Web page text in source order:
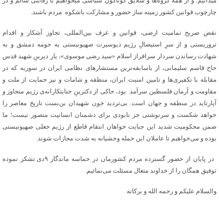
چارچوب قوانین کشور زمینه ساز حضور و مشارکت باشکوه مردم باشند.
نقض صریح تمامیت ارضی، قوانین و عرف بین‌المللی، تجاوز آشکار و اقدام
تروریستی و از سرِ استیصالِ رژیم دیوسیرت صهیونیستی به حومه دمشق و به
شهادت رساندن سردار سرافراز اسلام «سید رضی موسوی»، یار دیرینِ شهید قدس
حاج قاسم سلیمانی، از باسابقه‌ترین مستشارهای نظامی ایران در سوریه که در
مقابله با تکفیری‌ها و تامین امنیت ایران، منطقه و شامات و نیز حمایت از ملت و
مقاومت و آرمان فلسطین سرآمد بود، حاکی از دکترینِ جنایتکارانه‌ی رژیم متجاوز و
آپارتاید در منطقه و جهان است. بی‌تردید خون شهیدان بن‌بست تاریخ معاصر را
خواهد شکست و سرنوشتی جز نابودی برای دشمنان انسانیت متصور نیست؛ ما
ضمن محکومیت شدید این جنایت خواهان انتقام قاطع از رژیم جعلی صهیونیستی
بوده و می‌خواهیم تا عاملان این حمله وحشیانه به شدت مجازات شوند.
در پایان از حضور گسترده مردم کشورمان در حماسه ماندگار ۹دی تشکر نموده
توفیق همگان را از خداوند متعال مسئلت می‌نمائیم.
والسلام علیکم و رحمه الله و برکاته